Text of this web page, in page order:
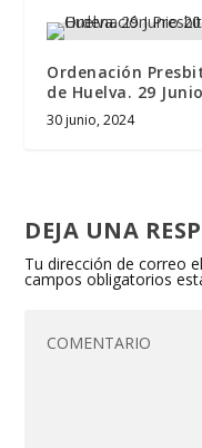
Ordenación
de Huelva. 29
30 junio, 2024
DEJA UNA
Tu dirección de correo
campos obligatorios